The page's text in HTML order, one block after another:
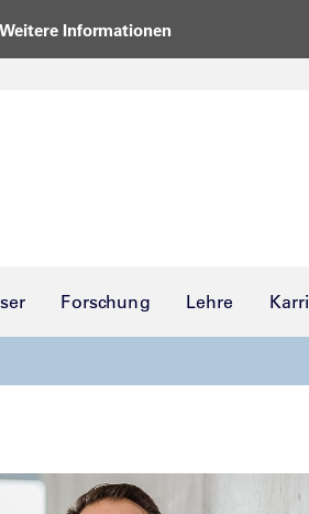
Weitere Informationen
Forschung Lehre